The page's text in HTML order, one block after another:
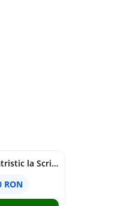
Comentariu Patristic la Scriptura. Vechiul Testament II. Geneza, 12-50 - George Claudiu Tutu, Mark Sheridan, Alexander Baumgarten, Thomas C. Oden
RON